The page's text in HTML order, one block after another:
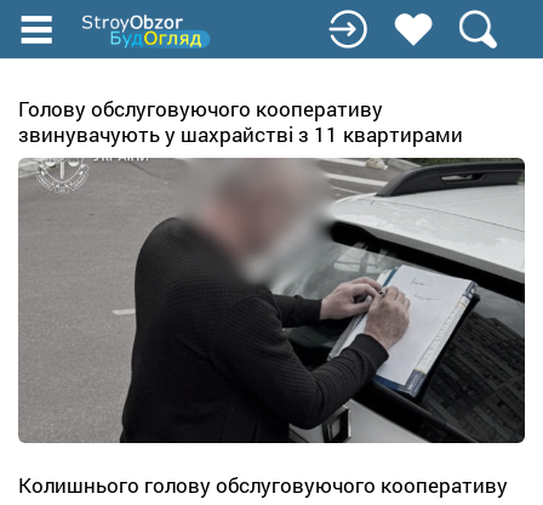
Перейти
до
вмісту
Голову обслуговуючого кооперативу
звинувачують у шахрайстві з 11 квартирами
Колишнього голову обслуговуючого кооперативу